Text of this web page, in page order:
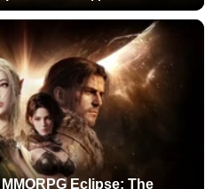
Eclipse: The